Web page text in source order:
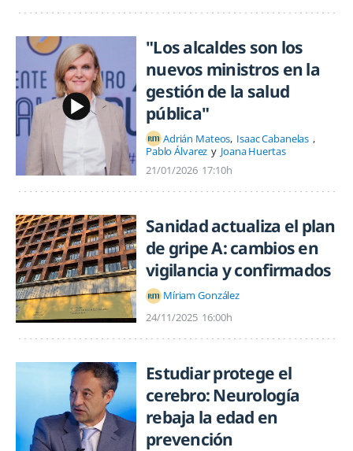
"Los alcaldes son los
nuevos ministros en la
gestión de la salud
pública"
Adrián Mateos Isaac Cabanelas
Pablo Álvarez
Joana Huertas
21/01/2026 17:10h
Sanidad actualiza el plan
de gripe A: cambios en
vigilancia y confirmados
Míriam González
24/11/2025 16:00h
Estudiar protege el
cerebro: Neurología
rebaja la edad en
prevención